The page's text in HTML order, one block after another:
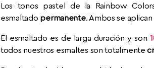
Los tonos pastel de la Rainbow
esmaltado permanente. Ambos se
El esmaltado es de larga duración y son
todos nuestros esmaltes son totalmente